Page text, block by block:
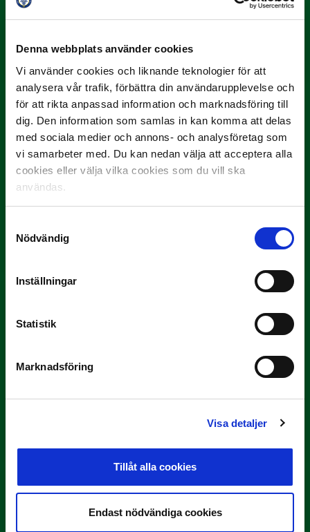
Denna webbplats använder cookies
Vi använder cookies och liknande teknologier för att
analysera vår trafik, förbättra din användarupplevelse och
för att rikta anpassad information och marknadsföring till
dig. Den information som samlas in kan komma att delas
med sociala medier och annons- och analysföretag som
vi samarbeter med. Du kan nedan välja att acceptera alla
cookies eller välja vilka cookies som du vill ska
användas.
Nödvändig
Inställningar
Statistik
Marknadsföring
Visa detaljer
Tillåt alla cookies
Endast nödvändiga cookies
3 JULI
3 JULI
Här är de…
29 JUNI
Lagerlöf tar över i Sandvikens IF